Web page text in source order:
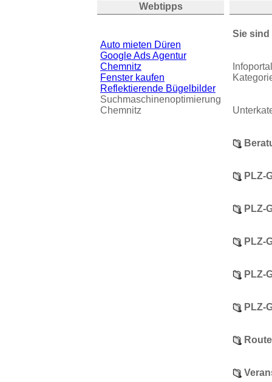
Webtipps
Auto mieten Düren
Google Ads Agentur
Chemnitz
Fenster kaufen
Reflektierende Bügelbilder
Suchmaschinenoptimierung
Chemnitz
Sie
PLZ-
PLZ-
PLZ-
PLZ-
PLZ-